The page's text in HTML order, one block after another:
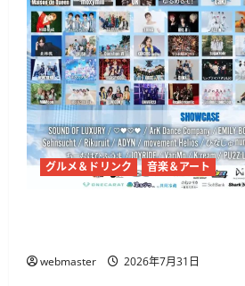
グルメ＆ドリンク 音楽＆アート
webmaster 2026年7月31日